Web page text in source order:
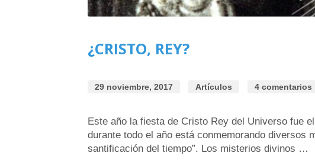
¿CRISTO, REY?
29 noviembre, 2017 Artículos 4 comentarios
Este año la fiesta de Cristo Rey del Universo fue
durante todo el año está conmemorando diversos
santificación del tiempo”. Los misterios divinos …